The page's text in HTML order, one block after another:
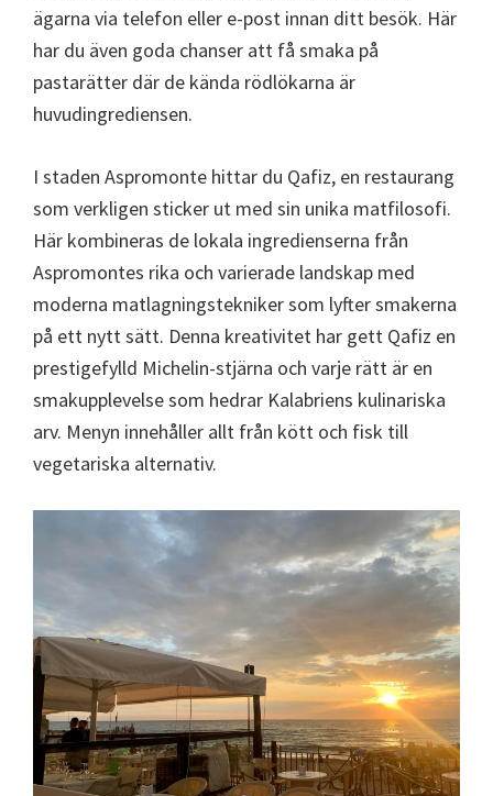
ägarna via telefon eller e-post innan ditt besök. Här
har du även goda chanser att få smaka på
pastarätter där de kända rödlökarna är
huvudingrediensen.
I staden Aspromonte hittar du Qafiz, en restaurang
som verkligen sticker ut med sin unika matfilosofi.
Här kombineras de lokala ingredienserna från
Aspromontes rika och varierade landskap med
moderna matlagningstekniker som lyfter smakerna
på ett nytt sätt. Denna kreativitet har gett Qafiz en
prestigefylld Michelin-stjärna och varje rätt är en
smakupplevelse som hedrar Kalabriens kulinariska
arv. Menyn innehåller allt från kött och fisk till
vegetariska alternativ.